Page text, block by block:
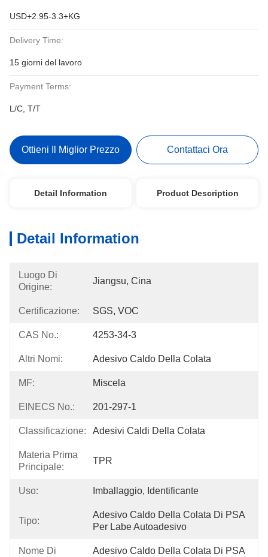
USD+2.95-3.3+KG
Delivery Time:
15 giorni del lavoro
Payment Terms:
L/C, T/T
Ottieni Il Miglior Prezzo Contattaci Ora
Detail Information Product Description
Detail Information
Luogo Di
Origine:
Jiangsu, Cina
Certificazione: SGS, VOC
CAS No.: 4253-34-3
Altri Nomi: Adesivo Caldo Della Colata
MF: Miscela
EINECS No.: 201-297-1
Classificazione: Adesivi Caldi Della Colata
Materia Prima
Principale:
TPR
Uso: Imballaggio, Identificante
Tipo:
Adesivo Caldo Della Colata Di PSA
Per Labe Autoadesivo
Nome Di
Adesivo Caldo Della Colata Di PSA